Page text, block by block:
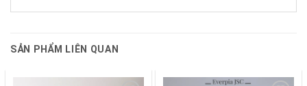
SẢN PHẨM LIÊN QUAN